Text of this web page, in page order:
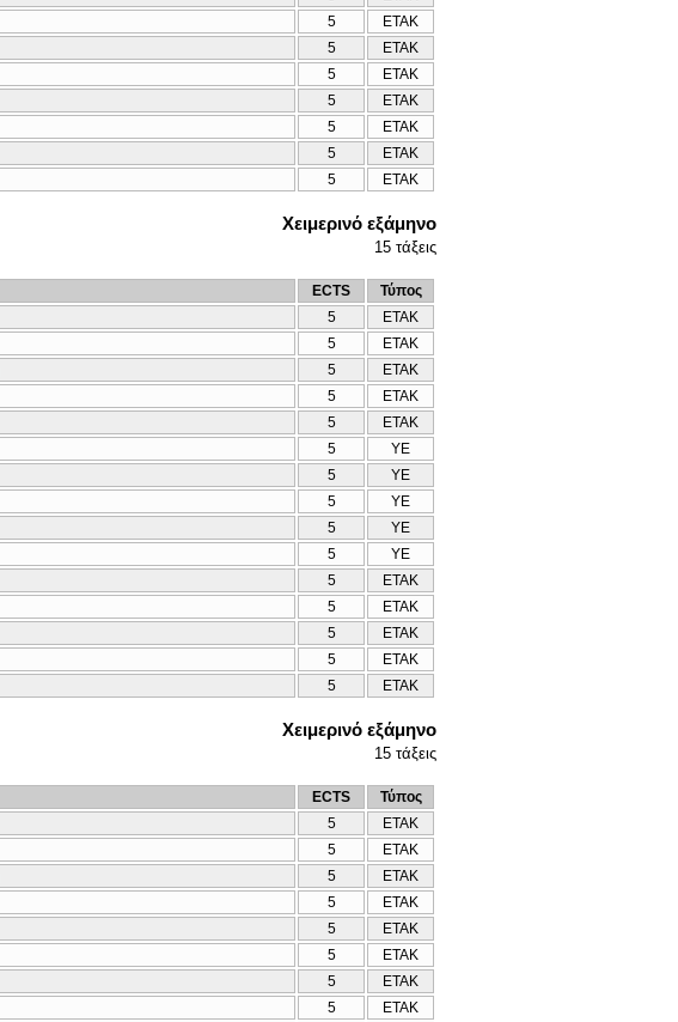
5
ΕΤΑΚ
5
ΕΤΑΚ
5
ΕΤΑΚ
5
ΕΤΑΚ
5
ΕΤΑΚ
5
ΕΤΑΚ
5 ΕΤΑΚ
Χειμερινό εξάμηνο
15 τάξεις
ECTS
Τύπος
5
ΕΤΑΚ
5
ΕΤΑΚ
5
ΕΤΑΚ
5
ΕΤΑΚ
5
ΕΤΑΚ
5
ΥΕ
5
ΥΕ
5
ΥΕ
5
ΥΕ
5
ΥΕ
5
ΕΤΑΚ
5
ΕΤΑΚ
5
ΕΤΑΚ
5
ΕΤΑΚ
5 ΕΤΑΚ
Χειμερινό εξάμηνο
15 τάξεις
ECTS
Τύπος
5
ΕΤΑΚ
5
ΕΤΑΚ
5
ΕΤΑΚ
5
ΕΤΑΚ
5
ΕΤΑΚ
5
ΕΤΑΚ
5
ΕΤΑΚ
5
ΕΤΑΚ